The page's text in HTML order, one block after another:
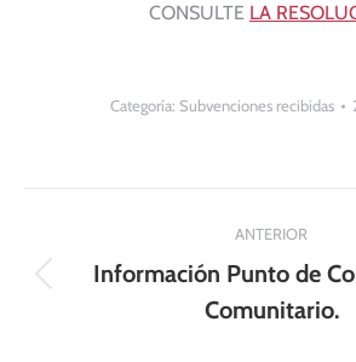
CONSULTE LA
Categoría: Subvenciones recibidas
entre
publicaciones
ANTERIOR
anterior:
Información Punto de
Comunitario.